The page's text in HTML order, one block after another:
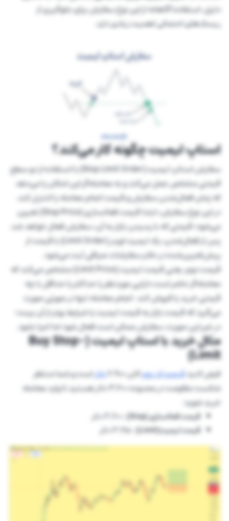
دلیل، استفاده آگاهانه از این نوع سفارش برای جلوگیری از
ریسک‌های احتمالی اهمیت زیادی دارد.
استاپ لیمیت چگونه کار می‌کند؟
سفارش استاپ لیمیت (Stop Limit Order) با استفاده از دو سطح
قیمتی مشخص عمل می‌کند و به معامله‌گر این امکان را می‌دهد
که زمان فعال‌شدن سفارش و قیمت انجام معامله را کنترل کند.
در این نوع سفارش، ابتدا قیمت فعالسازی (Stop Price) تعیین
می‌شود؛ قیمتی که با رسیدن بازار به آن، سفارش فعال خواهد شد.
پس از فعال‌شدن، یک لیمیت اوردر (Limit Order) با قیمت از
پیش‌تعیین‌شده در دفتر سفارشات صرافی ثبت می‌شود.
قیمت دوم، یعنی قیمت لیمیت (Limit Price) مشخص می‌کند که
معامله‌گر حاضر است دارایی موردنظر را حداکثر یا حداقل با چه
قیمتی خرید یا فروش کند. انجام معامله تنها در صورتی صورت
می‌گیرد که قیمت بازار به قیمت لیمیت یا شرایط بهتر از آن برسد؛
در غیر این صورت، سفارش ممکن است فعال شود اما اجرا نشود.
مثال خرید با استاپ لیمیت (Buy Stop-
Limit)
فرض کنیدقیمت اتریومالان 2,900 دلاراست و شما منتظر
شکست مقاومت در محدوده 3,200 دلار هستید تا وارد معامله
خرید شوید:
قیمت فعالسازی(Stop)
: 3,200 دلار
قیمت لیمیت(Limit):